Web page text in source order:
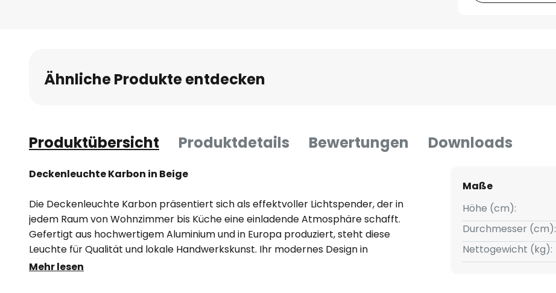
Ähnliche Produkte entdecken
Produktübersicht Produktdetails Bewertungen Downloads
Deckenleuchte Karbon in Beige
Die Deckenleuchte Karbon präsentiert sich als effektvoller Lichtspender, der in
jedem Raum von Wohnzimmer bis Küche eine einladende Atmosphäre schafft.
Gefertigt aus hochwertigem Aluminium und in Europa produziert, steht diese
Leuchte für Qualität und lokale Handwerkskunst. Ihr modernes Design in
schlichtem Beige fügt sich nahtlos in diverse Einrichtungsstile ein und verleiht
Mehr lesen
Maße
Höhe (cm):
Durchmesser (cm):
Nettogewicht (kg):